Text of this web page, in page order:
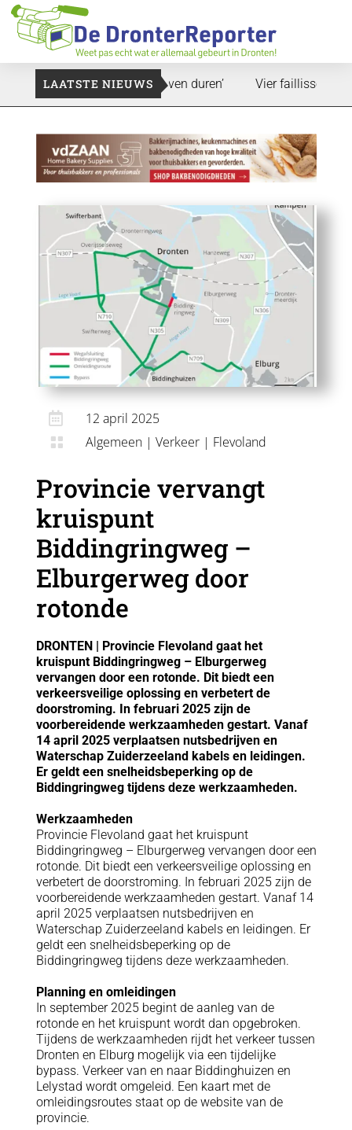
LAATSTE NIEUWS
‘Dat zal ook nog wel even duren’ Vier faillissementen
 12 april 2025
 Algemeen | Verkeer | Flevoland
Provincie vervangt
kruispunt
Biddingringweg –
Elburgerweg door
rotonde
DRONTEN | Provincie Flevoland gaat het
kruispunt Biddingringweg – Elburgerweg
vervangen door een rotonde. Dit biedt een
verkeersveilige oplossing en verbetert de
doorstroming. In februari 2025 zijn de
voorbereidende werkzaamheden gestart. Vanaf
14 april 2025 verplaatsen nutsbedrijven en
Waterschap Zuiderzeeland kabels en leidingen.
Er geldt een snelheidsbeperking op de
Biddingringweg tijdens deze werkzaamheden.
Werkzaamheden
Provincie Flevoland gaat het kruispunt
Biddingringweg – Elburgerweg vervangen door een
rotonde. Dit biedt een verkeersveilige oplossing en
verbetert de doorstroming. In februari 2025 zijn de
voorbereidende werkzaamheden gestart. Vanaf 14
april 2025 verplaatsen nutsbedrijven en
Waterschap Zuiderzeeland kabels en leidingen. Er
geldt een snelheidsbeperking op de
Biddingringweg tijdens deze werkzaamheden.
Planning en omleidingen
In september 2025 begint de aanleg van de
rotonde en het kruispunt wordt dan opgebroken.
Tijdens de werkzaamheden rijdt het verkeer tussen
Dronten en Elburg mogelijk via een tijdelijke
bypass. Verkeer van en naar Biddinghuizen en
Lelystad wordt omgeleid. Een kaart met de
omleidingsroutes staat op de website van de
provincie.